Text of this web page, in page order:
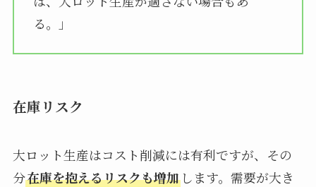
る。」
在庫リスク
大ロット生産はコスト削減には有利ですが、その
分在庫を抱えるリスクも増加します。需要が大き